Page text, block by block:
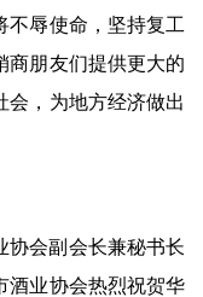
不辱使命，坚持复工
商朋友们提供更大的
会，为地方经济做出
协会副会长兼秘书长
酒业协会热烈祝贺华